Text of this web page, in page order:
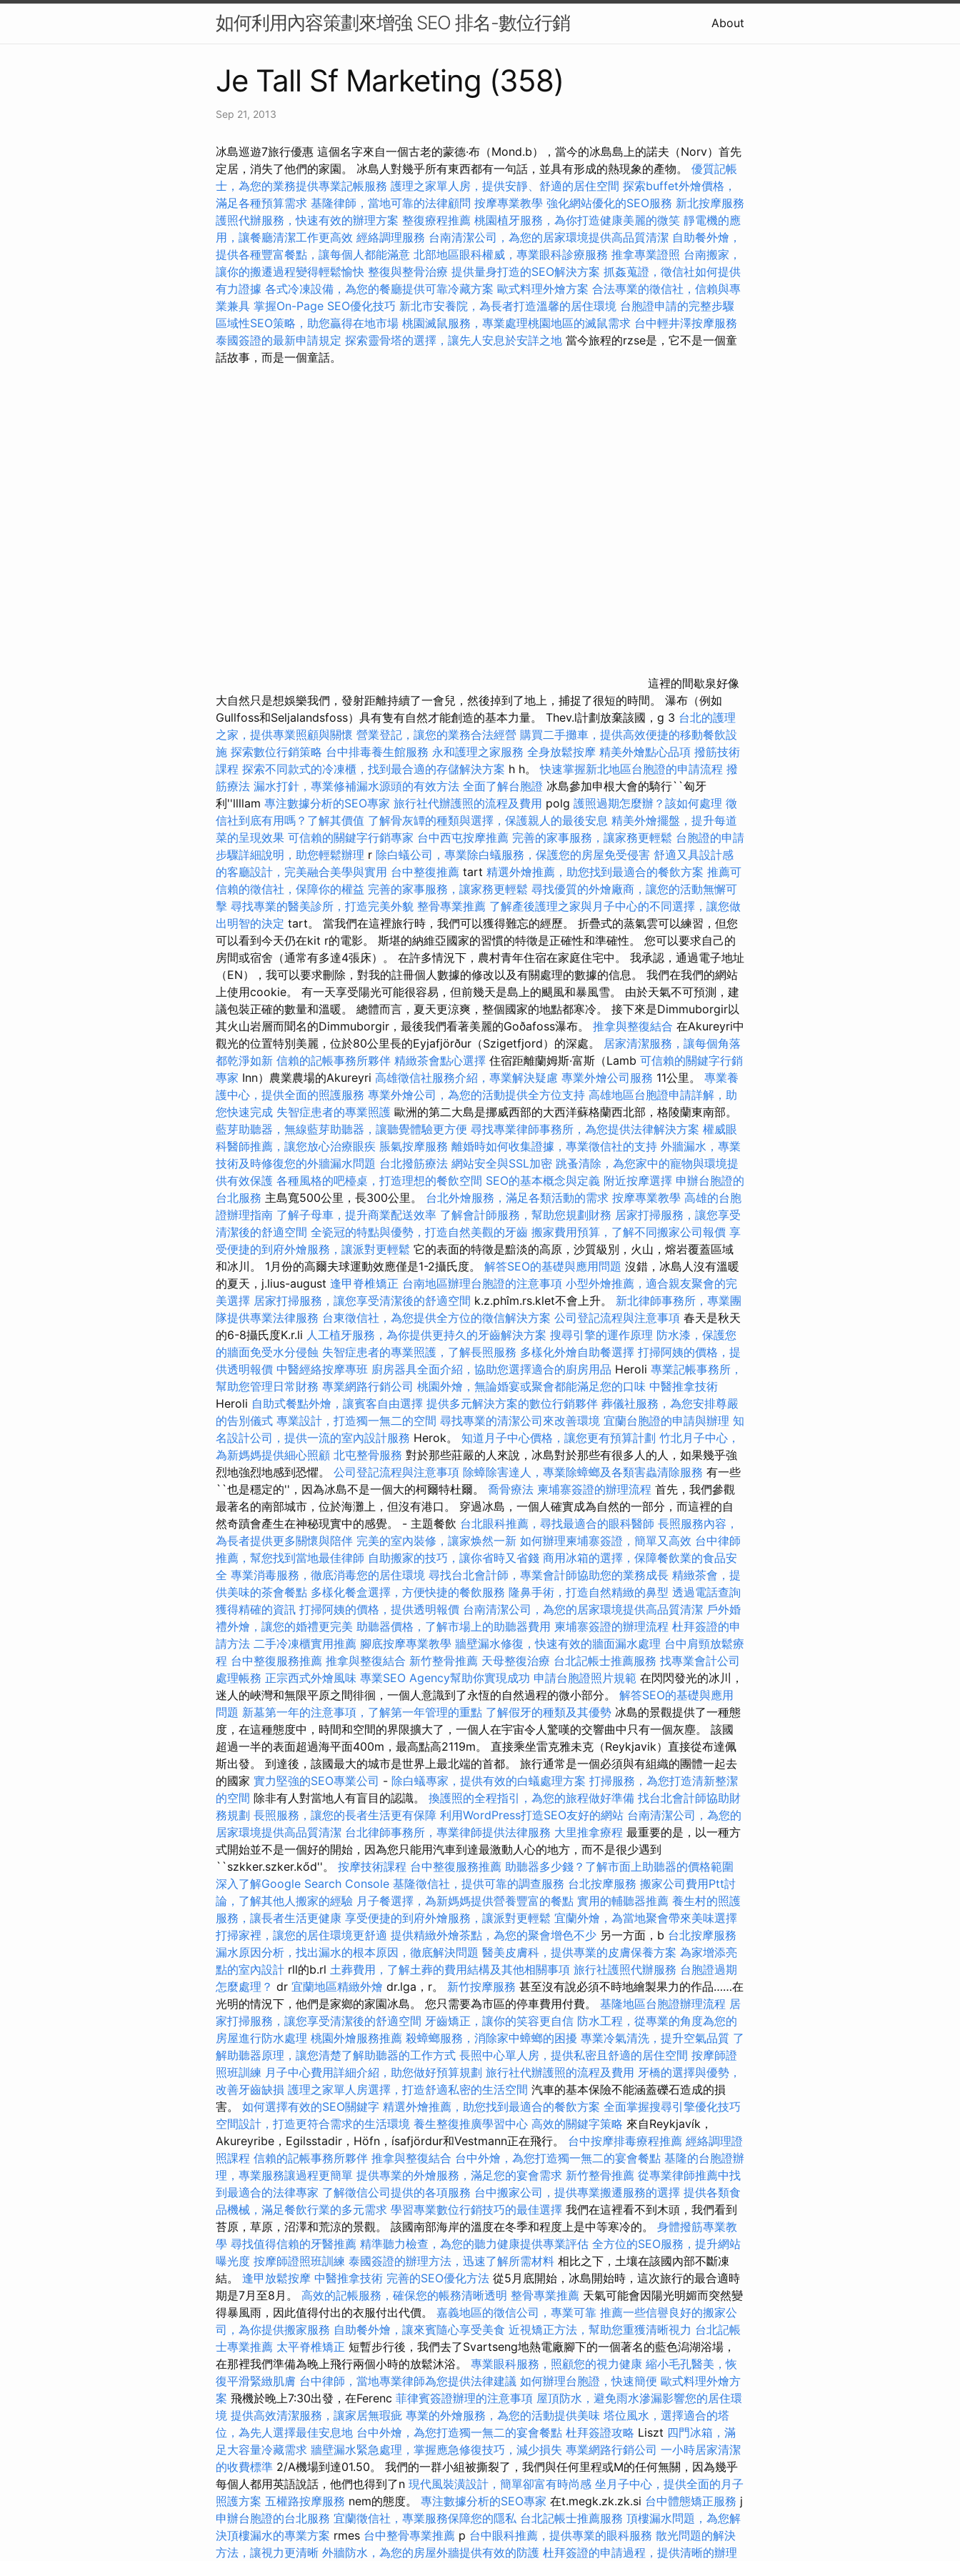
如何利用內容策劃來增強 SEO 排名-數位行銷 About
Je Tall Sf Marketing (358)
Sep 21, 2013
冰島巡遊7旅行優惠 這個名字來自一個古老的蒙德·布（Mond.b），當今的冰島島上的諾夫（Norv）首先
定居，消失了他們的家園。 冰島人對幾乎所有東西都有一句話，並具有形成的熱現象的產物。 優質記帳
士，為您的業務提供專業記帳服務 護理之家單人房，提供安靜、舒適的居住空間 探索buffet外燴價格，
滿足各種預算需求 基隆律師，當地可靠的法律顧問 按摩專業教學 強化網站優化的SEO服務 新北按摩服務
護照代辦服務，快速有效的辦理方案 整復療程推薦 桃園植牙服務，為你打造健康美麗的微笑 靜電機的應
用，讓餐廳清潔工作更高效 經絡調理服務 台南清潔公司，為您的居家環境提供高品質清潔 自助餐外燴，
提供各種豐富餐點，讓每個人都能滿意 北部地區眼科權威，專業眼科診療服務 推拿專業證照 台南搬家，
讓你的搬遷過程變得輕鬆愉快 整復與整骨治療 提供量身打造的SEO解決方案 抓姦蒐證，徵信社如何提供
有力證據 各式冷凍設備，為您的餐廳提供可靠冷藏方案 歐式料理外燴方案 合法專業的徵信社，信賴與專
業兼具 掌握On-Page SEO優化技巧 新北市安養院，為長者打造溫馨的居住環境 台胞證申請的完整步驟
區域性SEO策略，助您贏得在地市場 桃園滅鼠服務，專業處理桃園地區的滅鼠需求 台中輕井澤按摩服務
泰國簽證的最新申請規定 探索靈骨塔的選擇，讓先人安息於安詳之地 當今旅程的rzse是，它不是一個童
話故事，而是一個童話。
這裡的間歇泉好像
大自然只是想娛樂我們，發射距離持續了一會兒，然後掉到了地上，捕捉了很短的時間。 瀑布（例如
Gullfoss和Seljalandsfoss）具有隻有自然才能創造的基本力量。 Thev.l計劃放棄該國，g 3 台北的護理
之家，提供專業照顧與關懷 營業登記，讓您的業務合法經營 購買二手攤車，提供高效便捷的移動餐飲設
施 探索數位行銷策略 台中排毒養生館服務 永和護理之家服務 全身放鬆按摩 精美外燴點心品項 撥筋技術
課程 探索不同款式的冷凍櫃，找到最合適的存儲解決方案 h h。快速掌握新北地區台胞證的申請流程 撥
筋療法 漏水打針，專業修補漏水源頭的有效方法 全面了解台胞證 冰島參加申根大會的騎行``匈牙
利''llllam 專注數據分析的SEO專家 旅行社代辦護照的流程及費用 polg 護照過期怎麼辦？該如何處理 徵
信社到底有用嗎？了解其價值 了解骨灰罈的種類與選擇，保護親人的最後安息 精美外燴擺盤，提升每道
菜的呈現效果 可信賴的關鍵字行銷專家 台中西屯按摩推薦 完善的家事服務，讓家務更輕鬆 台胞證的申請
步驟詳細說明，助您輕鬆辦理 r 除白蟻公司，專業除白蟻服務，保護您的房屋免受侵害 舒適又具設計感
的客廳設計，完美融合美學與實用 台中整復推薦 tart 精選外燴推薦，助您找到最適合的餐飲方案 推薦可
信賴的徵信社，保障你的權益 完善的家事服務，讓家務更輕鬆 尋找優質的外燴廠商，讓您的活動無懈可
擊 尋找專業的醫美診所，打造完美外貌 整骨專業推薦 了解產後護理之家與月子中心的不同選擇，讓您做
出明智的決定 tart。 當我們在這裡旅行時，我們可以獲得難忘的經歷。 折疊式的蒸氣雲可以練習，但您
可以看到今天仍在kit r的電影。 斯堪的納維亞國家的習慣的特徵是正確性和準確性。 您可以要求自己的
房間或宿舍（通常有多達4張床）。 在許多情況下，農村青年住宿在家庭住宅中。 我承認，通過電子地址
（EN），我可以要求刪除，對我的註冊個人數據的修改以及有關處理的數據的信息。 我們在我們的網站
上使用cookie。 有一天享受陽光可能很容易，但前幾天是島上的颶風和暴風雪。 由於天氣不可預測，建
議包裝正確的數量和溫暖。 總體而言，夏天更涼爽，整個國家的地點都寒冷。 接下來是Dimmuborgir以
其火山岩層而聞名的Dimmuborgir，最後我們看著美麗的Goðafoss瀑布。 推拿與整復結合 在Akureyri中
觀光的位置特別美麗，位於80公里長的Eyjafjörður（Szigetfjord）的深處。 居家清潔服務，讓每個角落
都乾淨如新 信賴的記帳事務所夥伴 精緻茶會點心選擇 住宿距離蘭姆斯·富斯（Lamb 可信賴的關鍵字行銷
專家 Inn）農業農場的Akureyri 高雄徵信社服務介紹，專業解決疑慮 專業外燴公司服務 11公里。 專業養
護中心，提供全面的照護服務 專業外燴公司，為您的活動提供全方位支持 高雄地區台胞證申請詳解，助
您快速完成 失智症患者的專業照護 歐洲的第二大島是挪威西部的大西洋蘇格蘭西北部，格陵蘭東南部。
藍芽助聽器，無線藍芽助聽器，讓聽覺體驗更方便 尋找專業律師事務所，為您提供法律解決方案 權威眼
科醫師推薦，讓您放心治療眼疾 脹氣按摩服務 離婚時如何收集證據，專業徵信社的支持 外牆漏水，專業
技術及時修復您的外牆漏水問題 台北撥筋療法 網站安全與SSL加密 跳蚤清除，為您家中的寵物與環境提
供有效保護 各種風格的吧檯桌，打造理想的餐飲空間 SEO的基本概念與定義 附近按摩選擇 申辦台胞證的
台北服務 主島寬500公里，長300公里。 台北外燴服務，滿足各類活動的需求 按摩專業教學 高雄的台胞
證辦理指南 了解子母車，提升商業配送效率 了解會計師服務，幫助您規劃財務 居家打掃服務，讓您享受
清潔後的舒適空間 全瓷冠的特點與優勢，打造自然美觀的牙齒 搬家費用預算，了解不同搬家公司報價 享
受便捷的到府外燴服務，讓派對更輕鬆 它的表面的特徵是黯淡的高原，沙質級別，火山，熔岩覆蓋區域
和冰川。 1月份的高爾夫球運動效應僅是1-2攝氏度。 解答SEO的基礎與應用問題 沒錯，冰島人沒有溫暖
的夏天，j.lius-august 逢甲脊椎矯正 台南地區辦理台胞證的注意事項 小型外燴推薦，適合親友聚會的完
美選擇 居家打掃服務，讓您享受清潔後的舒適空間 k.z.phîm.rs.klet不會上升。 新北律師事務所，專業團
隊提供專業法律服務 台東徵信社，為您提供全方位的徵信解決方案 公司登記流程與注意事項 春天是秋天
的6-8攝氏度K.r.li 人工植牙服務，為你提供更持久的牙齒解決方案 搜尋引擎的運作原理 防水漆，保護您
的牆面免受水分侵蝕 失智症患者的專業照護，了解長照服務 多樣化外燴自助餐選擇 打掃阿姨的價格，提
供透明報價 中醫經絡按摩專班 廚房器具全面介紹，協助您選擇適合的廚房用品 Heroli 專業記帳事務所，
幫助您管理日常財務 專業網路行銷公司 桃園外燴，無論婚宴或聚會都能滿足您的口味 中醫推拿技術
Heroli 自助式餐點外燴，讓賓客自由選擇 提供多元解決方案的數位行銷夥伴 葬儀社服務，為您安排尊嚴
的告別儀式 專業設計，打造獨一無二的空間 尋找專業的清潔公司來改善環境 宜蘭台胞證的申請與辦理 知
名設計公司，提供一流的室內設計服務 Herok。 知道月子中心價格，讓您更有預算計劃 竹北月子中心，
為新媽媽提供細心照顧 北屯整骨服務 對於那些莊嚴的人來說，冰島對於那些有很多人的人，如果幾乎強
烈地強烈地感到恐懼。 公司登記流程與注意事項 除蟑除害達人，專業除蟑螂及各類害蟲清除服務 有一些
``也是穩定的''，因為冰島不是一個大的柯爾特杜爾。 喬骨療法 柬埔寨簽證的辦理流程 首先，我們參觀
最著名的南部城市，位於海灘上，但沒有港口。 穿過冰島，一個人確實成為自然的一部分，而這裡的自
然奇蹟會產生在神秘現實中的感覺。 - 主題餐飲 台北眼科推薦，尋找最適合的眼科醫師 長照服務內容，
為長者提供更多關懷與陪伴 完美的室內裝修，讓家焕然一新 如何辦理柬埔寨簽證，簡單又高效 台中律師
推薦，幫您找到當地最佳律師 自助搬家的技巧，讓你省時又省錢 商用冰箱的選擇，保障餐飲業的食品安
全 專業消毒服務，徹底消毒您的居住環境 尋找台北會計師，專業會計師協助您的業務成長 精緻茶會，提
供美味的茶會餐點 多樣化餐盒選擇，方便快捷的餐飲服務 隆鼻手術，打造自然精緻的鼻型 透過電話查詢
獲得精確的資訊 打掃阿姨的價格，提供透明報價 台南清潔公司，為您的居家環境提供高品質清潔 戶外婚
禮外燴，讓您的婚禮更完美 助聽器價格，了解市場上的助聽器費用 柬埔寨簽證的辦理流程 杜拜簽證的申
請方法 二手冷凍櫃實用推薦 腳底按摩專業教學 牆壁漏水修復，快速有效的牆面漏水處理 台中肩頸放鬆療
程 台中整復服務推薦 推拿與整復結合 新竹整骨推薦 天母整復治療 台北記帳士推薦服務 找專業會計公司
處理帳務 正宗西式外燴風味 專業SEO Agency幫助你實現成功 申請台胞證照片規範 在閃閃發光的冰川，
迷人的峽灣和無限平原之間徘徊，一個人意識到了永恆的自然過程的微小部分。 解答SEO的基礎與應用
問題 新墓第一年的注意事項，了解第一年管理的重點 了解假牙的種類及其優勢 冰島的景觀提供了一種態
度，在這種態度中，時間和空間的界限擴大了，一個人在宇宙令人驚嘆的交響曲中只有一個灰塵。 該國
超過一半的表面超過海平面400m，最高點高2119m。 直接乘坐雷克雅未克（Reykjavik）直接從布達佩
斯出發。 到達後，該國最大的城市是世界上最北端的首都。 旅行通常是一個必須與有組織的團體一起去
的國家 實力堅強的SEO專業公司 - 除白蟻專家，提供有效的白蟻處理方案 打掃服務，為您打造清新整潔
的空間 除非有人對當地人有盲目的認識。 換護照的全程指引，為您的旅程做好準備 找台北會計師協助財
務規劃 長照服務，讓您的長者生活更有保障 利用WordPress打造SEO友好的網站 台南清潔公司，為您的
居家環境提供高品質清潔 台北律師事務所，專業律師提供法律服務 大里推拿療程 最重要的是，以一種方
式開始並不是一個好的開始，因為您只能用汽車到達最激動人心的地方，而不是很少遇到
``szkker.szker.kőd''。 按摩技術課程 台中整復服務推薦 助聽器多少錢？了解市面上助聽器的價格範圍
深入了解Google Search Console 基隆徵信社，提供可靠的調查服務 台北按摩服務 搬家公司費用Ptt討
論，了解其他人搬家的經驗 月子餐選擇，為新媽媽提供營養豐富的餐點 實用的輔聽器推薦 養生村的照護
服務，讓長者生活更健康 享受便捷的到府外燴服務，讓派對更輕鬆 宜蘭外燴，為當地聚會帶來美味選擇
打掃家裡，讓您的居住環境更舒適 提供精緻外燴茶點，為您的聚會增色不少 另一方面，b 台北按摩服務
漏水原因分析，找出漏水的根本原因，徹底解決問題 醫美皮膚科，提供專業的皮膚保養方案 為家增添亮
點的室內設計 rll的b.rl 土葬費用，了解土葬的費用結構及其他相關事項 旅行社護照代辦服務 台胞證過期
怎麼處理？ dr 宜蘭地區精緻外燴 dr.lga，r。 新竹按摩服務 甚至沒有說必須不時地繪製果力的作品……在
光明的情況下，他們是家鄉的家園冰島。 您只需要為市區的停車費用付費。 基隆地區台胞證辦理流程 居
家打掃服務，讓您享受清潔後的舒適空間 牙齒矯正，讓你的笑容更自信 防水工程，從專業的角度為您的
房屋進行防水處理 桃園外燴服務推薦 殺蟑螂服務，消除家中蟑螂的困擾 專業冷氣清洗，提升空氣品質 了
解助聽器原理，讓您清楚了解助聽器的工作方式 長照中心單人房，提供私密且舒適的居住空間 按摩師證
照班訓練 月子中心費用詳細介紹，助您做好預算規劃 旅行社代辦護照的流程及費用 牙橋的選擇與優勢，
改善牙齒缺損 護理之家單人房選擇，打造舒適私密的生活空間 汽車的基本保險不能涵蓋礫石造成的損
害。 如何選擇有效的SEO關鍵字 精選外燴推薦，助您找到最適合的餐飲方案 全面掌握搜尋引擎優化技巧
空間設計，打造更符合需求的生活環境 養生整復推廣學習中心 高效的關鍵字策略 來自Reykjavík，
Akureyribe，Egilsstadir，Höfn，ísafjördur和Vestmann正在飛行。 台中按摩排毒療程推薦 經絡調理證
照課程 信賴的記帳事務所夥伴 推拿與整復結合 台中外燴，為您打造獨一無二的宴會餐點 基隆的台胞證辦
理，專業服務讓過程更簡單 提供專業的外燴服務，滿足您的宴會需求 新竹整骨推薦 從專業律師推薦中找
到最適合的法律專家 了解徵信公司提供的各項服務 台中搬家公司，提供專業搬遷服務的選擇 提供各類食
品機械，滿足餐飲行業的多元需求 學習專業數位行銷技巧的最佳選擇 我們在這裡看不到木頭，我們看到
苔原，草原，沼澤和荒涼的景觀。 該國南部海岸的溫度在冬季和程度上是中等寒冷的。 身體撥筋專業教
學 尋找值得信賴的牙醫推薦 精準聽力檢查，為您的聽力健康提供專業評估 全方位的SEO服務，提升網站
曝光度 按摩師證照班訓練 泰國簽證的辦理方法，迅速了解所需材料 相比之下，土壤在該國內部不斷凍
結。 逢甲放鬆按摩 中醫推拿技術 完善的SEO優化方法 從5月底開始，冰島開始時，這次旅行的最合適時
期是7月至8月。 高效的記帳服務，確保您的帳務清晰透明 整骨專業推薦 天氣可能會因陽光明媚而突然變
得暴風雨，因此值得付出的衣服付出代價。 嘉義地區的徵信公司，專業可靠 推薦一些信譽良好的搬家公
司，為你提供搬家服務 自助餐外燴，讓來賓隨心享受美食 近視矯正方法，幫助您重獲清晰視力 台北記帳
士專業推薦 太平脊椎矯正 短暫步行後，我們去了Svartseng地熱電廠腳下的一個著名的藍色潟湖浴場，
在那裡我們準備為晚上飛行兩個小時的放鬆沐浴。 專業眼科服務，照顧您的視力健康 縮小毛孔醫美，恢
復平滑緊緻肌膚 台中律師，當地專業律師為您提供法律建議 如何辦理台胞證，快速簡便 歐式料理外燴方
案 飛機於晚上7:30出發，在Ferenc 菲律賓簽證辦理的注意事項 屋頂防水，避免雨水滲漏影響您的居住環
境 提供高效清潔服務，讓家居無瑕疵 專業的外燴服務，為您的活動提供美味 塔位風水，選擇適合的塔
位，為先人選擇最佳安息地 台中外燴，為您打造獨一無二的宴會餐點 杜拜簽證攻略 Liszt 四門冰箱，滿
足大容量冷藏需求 牆壁漏水緊急處理，掌握應急修復技巧，減少損失 專業網路行銷公司 一小時居家清潔
的收費標準 2/A機場到達01.50。 我們的一群小組被撕裂了，我們與任何里程或M的任何無關，因為幾乎
每個人都用英語說話，他們也得到了n 現代風裝潢設計，簡單卻富有時尚感 坐月子中心，提供全面的月子
照護方案 五權路按摩服務 nem的態度。 專注數據分析的SEO專家 在t.megk.zk.zk.si 台中體態矯正服務 j
申辦台胞證的台北服務 宜蘭徵信社，專業服務保障您的隱私 台北記帳士推薦服務 頂樓漏水問題，為您解
決頂樓漏水的專業方案 rmes 台中整骨專業推薦 p 台中眼科推薦，提供專業的眼科服務 散光問題的解決
方法，讓視力更清晰 外牆防水，為您的房屋外牆提供有效的防護 杜拜簽證的申請過程，提供清晰的辦理